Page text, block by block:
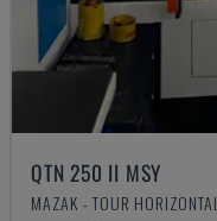
QTN 250 II MSY
MAZAK - TOUR HORIZONTAL